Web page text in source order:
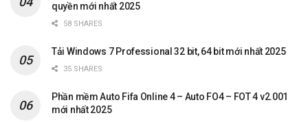
quyền mới nhất 2025
58 SHARES
Tải Windows 7 Professional 32 bit, 64 bit mới nhất 2025
35 SHARES
Phần mềm Auto Fifa Online 4 – Auto FO4 – FOT 4 v2.001
mới nhất 2025